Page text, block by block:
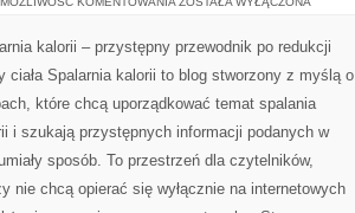
ŻYWIENIOWE
kalorii – przystępny przewodnik po redukcji
ciała Spalarnia kalorii to blog stworzony z myślą o
które chcą uporządkować temat spalania
i szukają przystępnych informacji podanych w
sposób. To przestrzeń dla czytelników,
nie chcą opierać się wyłącznie na internetowych